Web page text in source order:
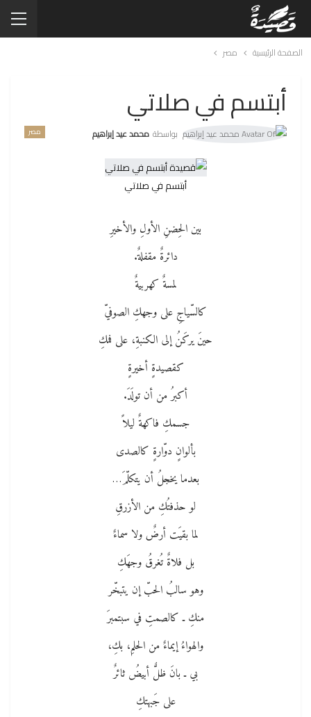
الصفحة الرئيسية مصر
أبتسم في صلاتي
مصر بواسطة محمد عيد إبراهيم
أبتسم في صلاتي
بين الحِضنِ الأولِ والأخيرِ
دائرةٌ مقفلةٌ.
لمسةٌ كهربيةٌ
كالسّياجِ على وجهكِ الصوفيّ
حينَ يركَنُ إلى الكنبةِ، على فمكِ
كقصيدةٍ أخيرةٍ
أكبرُ من أن تولَدَ.
جسمكِ فاكهةٌ ليلاً
بألوانٍ دوّارةٍ كالصدى
بعدما يخجلُ أن يتكلّمَ…
لو حذفتُكِ من الأزرقِ
لما بقيَت أرضٌ ولا سماءٌ
بل فلاةٌ تُغرقُ وجهَكِ
وهو سالبُ الحبّ إن يتبخّر
منكِ ـ كالصمتِ في سبتمبرَ
والهواءُ إيماءٌ من الحلمِ، بكِ،
بي ـ بانَ ظلٌّ أبيضُ ثائرٌ
على جَبهتكِ